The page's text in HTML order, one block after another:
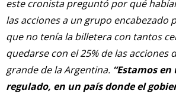
este cronista preguntó por qué
las acciones a un grupo encabezado
que no tenía la billetera con tantos
quedarse con el 25% de las acciones
grande de la Argentina. “Estamos
regulado, en un país donde el